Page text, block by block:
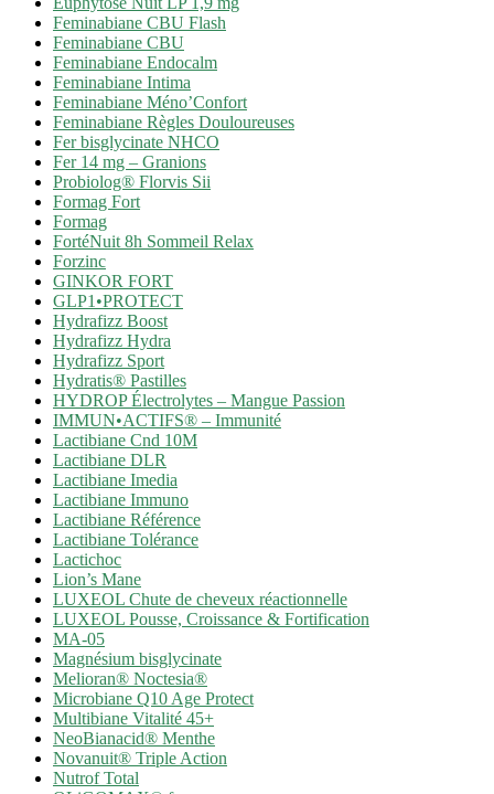
Feminabiane CBU Flash
Feminabiane CBU
Feminabiane Endocalm
Feminabiane Intima
Feminabiane Méno’Confort
Feminabiane Règles Douloureuses
Fer bisglycinate NHCO
Fer 14 mg – Granions
Probiolog® Florvis Sii
Formag Fort
Formag
FortéNuit 8h Sommeil Relax
Forzinc
GINKOR FORT
GLP1•PROTECT
Hydrafizz Boost
Hydrafizz Hydra
Hydrafizz Sport
Hydratis® Pastilles
HYDROP Électrolytes – Mangue Passion
IMMUN•ACTIFS® – Immunité
Lactibiane Cnd 10M
Lactibiane DLR
Lactibiane Imedia
Lactibiane Immuno
Lactibiane Référence
Lactibiane Tolérance
Lactichoc
Lion’s Mane
LUXEOL Chute de cheveux réactionnelle
LUXEOL Pousse, Croissance & Fortification
MA-05
Magnésium bisglycinate
Melioran® Noctesia®
Microbiane Q10 Age Protect
Multibiane Vitalité 45+
NeoBianacid® Menthe
Novanuit® Triple Action
Nutrof Total